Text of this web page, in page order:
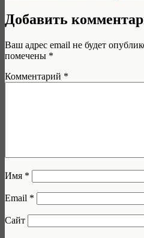
Добавить
Ваш адрес email не будет
помечены *
Комментарий *
Имя *
Email *
Сайт